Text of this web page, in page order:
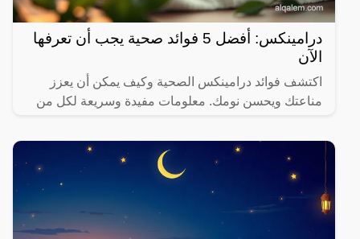
درامينكس: أفضل 5 فوائد صحية يجب أن تعرفها
الآن
اكتشف فوائد درامينكس الصحية وكيف يمكن أن يعزز
مناعتك ويحسن نومك. معلومات مفيدة وسريعة لكل من